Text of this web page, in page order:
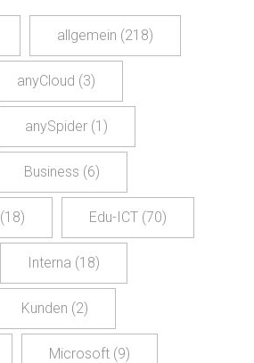
allgemein (218)
anyCloud (3)
anySpider (1)
Business (6)
(18) Edu-ICT (70)
Interna (18)
Kunden (2)
Microsoft (9)